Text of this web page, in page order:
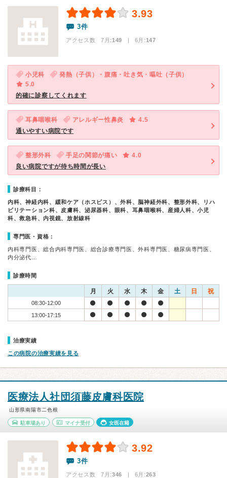
3.93
3件
アクセス数 7月:149 | 6月:147
小児科
発熱（子供）・腹痛・吐き気・嘔吐（子供）
5.0
的確に診察してくれます
耳鼻咽喉科 アレルギー性鼻炎
4.5
通いやすい病院です
整形外科 手足の関節が痛い
4.0
良い病院ですが待ち時間が長い
診療科目：
内科、神経内科、緩和ケア（ホスピス）、外科、脳神経外科、整形外科、リハ
ビリテーション科、皮膚科、泌尿器科、眼科、耳鼻咽喉科、産婦人科、小児
科、救急科、内視鏡、放射線科
専門医・資格：
内科専門医、総合内科専門医、総合診療専門医、外科専門医、糖尿病専門医、
内分泌代…
診療時間
月 火 水 木 金 土 日 祝
08:30-12:00
13:00-17:15
治療実績
この病院の治療実績を見る
医療法人社団須藤皮膚科医院
山形県南陽市二色根
駐車場あり マイナ受付 女医在籍
3.92
3件
アクセス数 7月:346 | 6月:263